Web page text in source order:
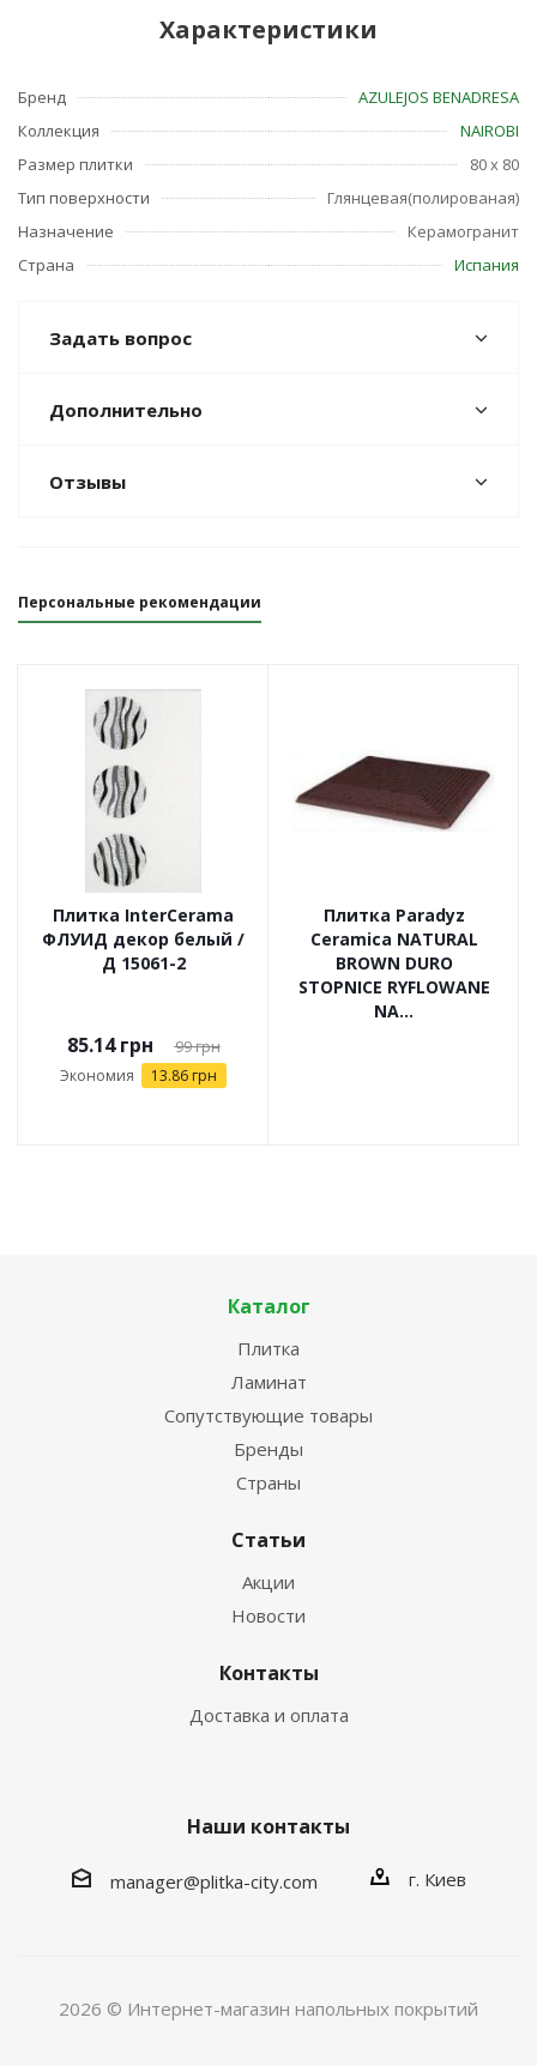
Характеристики
Бренд
AZULEJOS BENADRESA
Коллекция
NAIROBI
Размер плитки
80 x 80
Тип поверхности
Глянцевая(полированая)
Назначение
Керамогранит
Страна
Испания
Задать вопрос
Дополнительно
Отзывы
Персональные рекомендации
Плитка InterCerama
ФЛУИД декор белый /
Д 15061-2
85.14грн 99грн
Экономия 13.86 грн
Плитка Paradyz
Ceramica NATURAL
BROWN DURO
STOPNICE RYFLOWANE
NA...
Каталог
Плитка
Ламинат
Сопутствующие товары
Бренды
Страны
Статьи
Акции
Новости
Контакты
Доставка и оплата
Наши контакты
manager@plitka-city.com г. Киев
2026 © Интернет-магазин напольных покрытий